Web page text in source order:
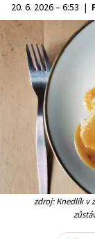
20. 6. 2026 – 6:53 |
zdroj: Knedlík v